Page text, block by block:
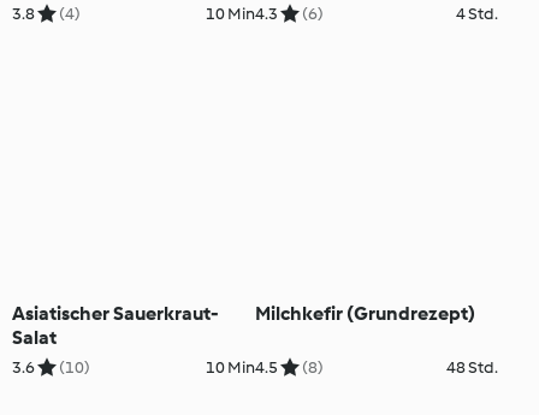
3.8 (4) 10 Min4.3 (6) 4 Std.
Asiatischer Sauerkraut-
Salat
3.6 (10) 10 Min
Milchkefir (Grundrezept)
4.5 (8) 48 Std.